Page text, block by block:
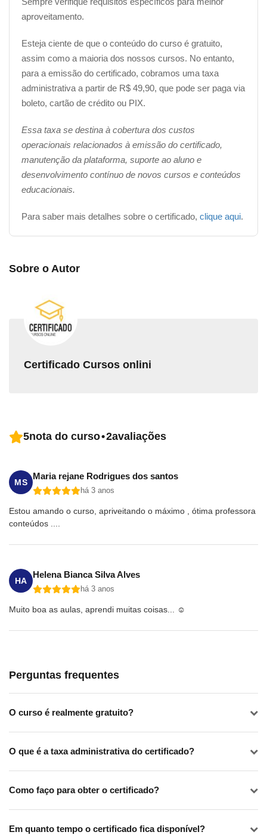
aproveitamento.
Esteja ciente de que o conteúdo do curso é gratuito,
assim como a maioria dos nossos cursos. No entanto,
para a emissão do certificado, cobramos uma taxa
administrativa a partir de R$ 49,90, que pode ser paga via
boleto, cartão de crédito ou PIX.
Essa taxa se destina à cobertura dos custos
operacionais relacionados à emissão do certificado,
manutenção da plataforma, suporte ao aluno e
desenvolvimento contínuo de novos cursos e conteúdos
educacionais.
Para saber mais detalhes sobre o certificado, clique aqui.
Sobre o Autor
Certificado Cursos onlini
5nota do curso•2avaliações
MS
Maria rejane Rodrigues dos santos
há 3 anos
Estou amando o curso, apriveitando o máximo , ótima professora
conteúdos ....
HA
Helena Bianca Silva Alves
há 3 anos
Muito boa as aulas, aprendi muitas coisas... ☺️
Perguntas frequentes
O curso é realmente gratuito?
O que é a taxa administrativa do certificado?
Como faço para obter o certificado?
Em quanto tempo o certificado fica disponível?